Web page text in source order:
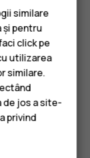
normal,
> >
similare
pentru
click pe
utilizarea
similare.
de jos a site-
privind